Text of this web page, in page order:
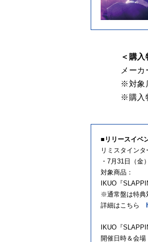
＜購入
メー
※対象
※購入
■リリースイベ
リミスタイン
・7月31日（金
対象商品：
IKUO『
※通常盤は特典
詳細はこちら
IKUO『
開催日時＆会場